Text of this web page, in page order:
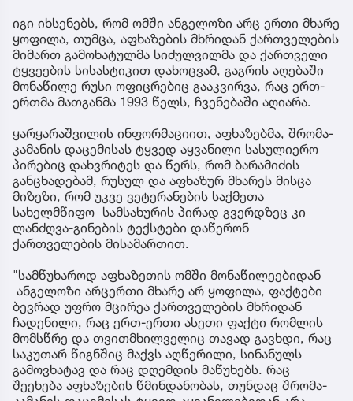
იგი იხსენებს, რომ ომში ანგელოზი არც ერთი მხარე
ყოფილა, თუმცა, აფხაზების მხრიდან ქართველების
მიმართ გამოხატულმა სიძულვილმა და ქართველი
ტყვეების სისასტიკით დახოცვამ, გაგრის აღებაში
მონაწილე რუსი ოფიცრებიც გააკვირვა, რაც ერთ-
ერთმა მათგანმა 1993 წელს, ჩვენებაში აღიარა.
ყარყარაშვილის ინფორმაციით, აფხაზებმა, შრომა-
კამანის დაცემისას ტყვედ აყვანილი სასულიერო
პირებიც დახვრიტეს და წერს, რომ ბარამიძის
განცხადებამ, რუსულ და აფხაზურ მხარეს მისცა
მიზეზი, რომ უკვე ვეტერანების საქმეთა
სახელმწიფო სამსახურის პირად გვერდზეც კი
ლანძღვა-გინების ტექსტები დაწერონ
ქართველების მისამართით.
"სამწუხაროდ აფხაზეთის ომში მონაწილეებიდან
ანგელოზი არცერთი მხარე არ ყოფილა, ფაქტები
ბევრად უფრო მცირეა ქართველების მხრიდან
ჩადენილი, რაც ერთ-ერთი ასეთი ფაქტი რომლის
მომსწრე და თვითმხილველიც თავად გავხდი, რაც
საკუთარ წიგნშიც მაქვს აღწერილი, სინანულს
გამოვხატავ და რაც დღემდის მაწუხებს. რაც
შეეხება აფხაზების წმინდანობას, თუნდაც შრომა-